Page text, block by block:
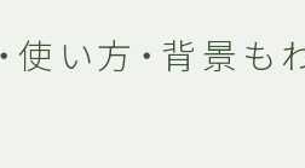
使い方・背景も